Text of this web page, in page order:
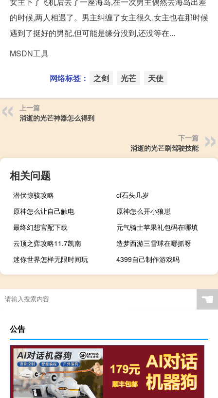
的时候,两人相遇了。男主纠缠了女主很久,女主也在那时候
遇到了挺好的男配,但可能是缘分没到,还没等在...
MSDN工具
网络标签： 之剑 光芒 天使
上一篇
消逝的光芒神器怎么得到
下一篇
消逝的光芒刷驾驶技能
相关问题
潜伏惊骇攻略
cf石头几岁
原神怎么让自己触电
原神怎么开小狼崽
最终幻想官配下载
元气骑士苹果礼包码在哪填
云顶之弈攻略11.7凯南
造梦西游三雪球在哪抓呀
迷你世界怎样无限时间玩
4399自己制作游戏吗
☚
公告